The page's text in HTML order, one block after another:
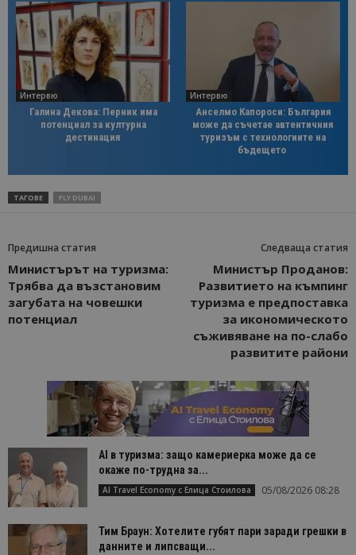
Интервю
Галина Декова: Перник има
потенциал за културна
дестинация
Интервю
Анселмо Капороси: България
може да съчетае автентичния
туризъм с технологиите на
бъдещето
ТАГОВЕ FLY DUBAI
Предишна статия
Министърът на туризма:
Трябва да възстановим
загубата на човешки
потенциал
Следваща статия
Министър Проданов:
Развитието на къмпинг
туризма е предпоставка
за икономическото
съживяване на по-слабо
развитите райони
AI в туризма: защо камериерка може да се
окаже по-трудна за...
AI Travel Economy с Елица Стоилова 05/08/2026 08:28
Тим Браун: Хотелите губят пари заради грешки в
данните и липсващи...